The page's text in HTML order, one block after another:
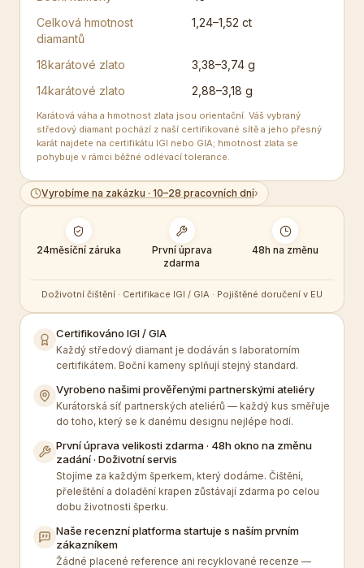
Celková hmotnost
diamantů
1,24–1,52 ct
18karátové zlato
3,38–3,74 g
14karátové zlato
2,88–3,18 g
Karátová váha a hmotnost zlata jsou orientační. Váš vybraný
středový diamant pochází z naší certifikované sítě a jeho přesný
karát najdete na certifikátu IGI nebo GIA; hmotnost zlata se
pohybuje v rámci běžné odlévací tolerance.
Vyrobíme na zakázku · 10–28 pracovních dní›
24měsíční záruka
První úprava
zdarma
48h na změnu
Doživotní čištění · Certifikace IGI / GIA · Pojištěné doručení v EU
Certifikováno IGI / GIA
Každý středový diamant je dodáván s laboratorním
certifikátem. Boční kameny splňují stejný standard.
Vyrobeno našimi prověřenými partnerskými ateliéry
Kurátorská síť partnerských ateliérů — každý kus směřuje
do toho, který se k danému designu nejlépe hodí.
První úprava velikosti zdarma · 48h okno na změnu
zadání · Doživotní servis
Stojíme za každým šperkem, který dodáme. Čištění,
přeleštění a doladění krapen zůstávají zdarma po celou
dobu životnosti šperku.
Naše recenzní platforma startuje s naším prvním
zákazníkem
Žádné placené reference ani recyklované recenze —